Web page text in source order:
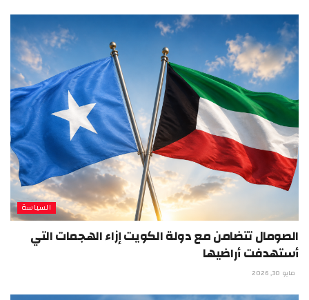
السياسة
الصومال تتضامن مع دولة الكويت إزاء الهجمات التي
أستهدفت أراضيها
مايو 30, 2026